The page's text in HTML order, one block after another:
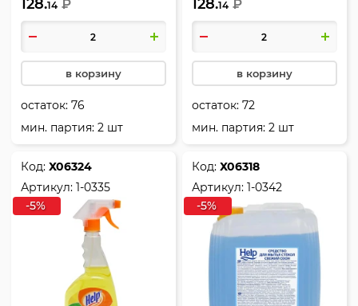
Ароматы весны, 1-0333
128.14 ₽
в корзину
остаток:76
мин. партия: 2 шт
Свежий озон, 1-0339
128.14 ₽
в корзину
остаток:72
мин. партия: 2 шт
Код:Х06324
Артикул:1-0335
-5%
Код:Х06318
Артикул:1-0342
-5%